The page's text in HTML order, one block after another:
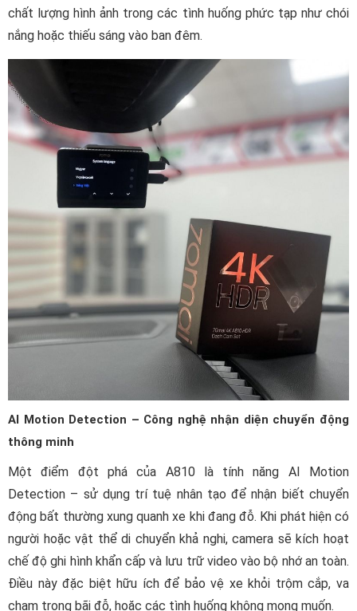
chất lượng hình ảnh trong các tình huống phức tạp như chói
nắng hoặc thiếu sáng vào ban đêm.
AI Motion Detection – Công nghệ nhận diện chuyển động
thông minh
Một điểm đột phá của A810 là tính năng AI Motion
Detection – sử dụng trí tuệ nhân tạo để nhận biết chuyển
động bất thường xung quanh xe khi đang đỗ. Khi phát hiện có
người hoặc vật thể di chuyển khả nghi, camera sẽ kích hoạt
chế độ ghi hình khẩn cấp và lưu trữ video vào bộ nhớ an toàn.
Điều này đặc biệt hữu ích để bảo vệ xe khỏi trộm cắp, va
chạm trong bãi đỗ, hoặc các tình huống không mong muốn.